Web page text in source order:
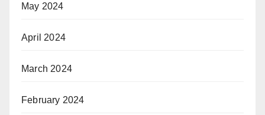
May 2024
April 2024
March 2024
February 2024